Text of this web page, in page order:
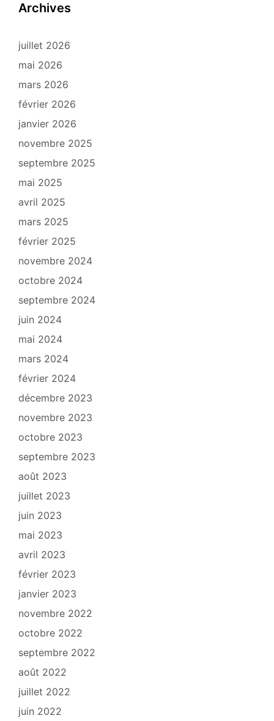
Archives
juillet 2026
mai 2026
mars 2026
février 2026
janvier 2026
novembre 2025
septembre 2025
mai 2025
avril 2025
mars 2025
février 2025
novembre 2024
octobre 2024
septembre 2024
juin 2024
mai 2024
mars 2024
février 2024
décembre 2023
novembre 2023
octobre 2023
septembre 2023
août 2023
juillet 2023
juin 2023
mai 2023
avril 2023
février 2023
janvier 2023
novembre 2022
octobre 2022
septembre 2022
août 2022
juillet 2022
juin 2022